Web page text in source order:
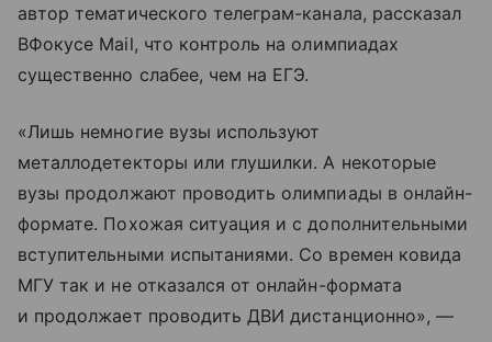
автор тематического телеграм-канала, рассказал
ВФокусе Mail, что контроль на олимпиадах
существенно слабее, чем на ЕГЭ.
«Лишь немногие вузы используют
металлодетекторы или глушилки. А некоторые
вузы продолжают проводить олимпиады в онлайн-
формате. Похожая ситуация и с дополнительными
вступительными испытаниями. Со времен ковида
МГУ так и не отказался от онлайн-формата
и продолжает проводить ДВИ дистанционно», —